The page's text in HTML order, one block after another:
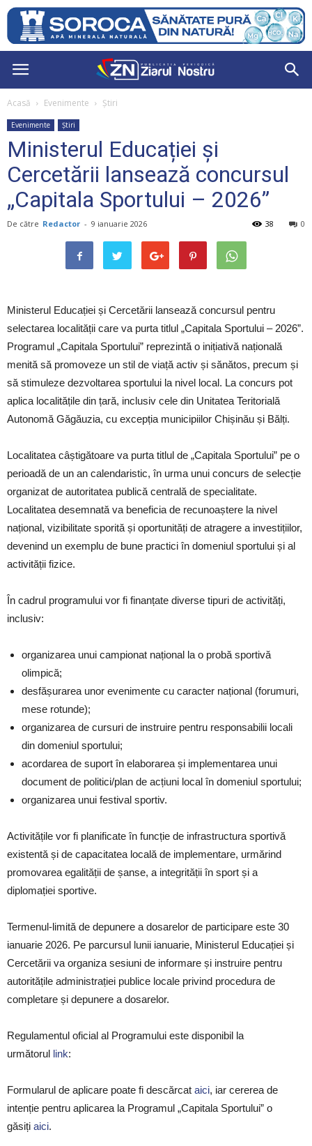
Acasă Evenimente Știri
Evenimente Știri
Ministerul Educației și
Cercetării lansează concursul
„Capitala Sportului – 2026”
De către Redactor - 9 ianuarie 2026 0
38
Ministerul Educației și Cercetării lansează concursul pentru
selectarea localității care va purta titlul „Capitala Sportului – 2026”.
Programul „Capitala Sportului” reprezintă o inițiativă națională
menită să promoveze un stil de viață activ și sănătos, precum și
să stimuleze dezvoltarea sportului la nivel local. La concurs pot
aplica localitățile din țară, inclusiv cele din Unitatea Teritorială
Autonomă Găgăuzia, cu excepția municipiilor Chișinău și Bălți.
Localitatea câștigătoare va purta titlul de „Capitala Sportului” pe o
perioadă de un an calendaristic, în urma unui concurs de selecție
organizat de autoritatea publică centrală de specialitate.
Localitatea desemnată va beneficia de recunoaștere la nivel
național, vizibilitate sporită și oportunități de atragere a investițiilor,
devenind un exemplu de bune practici în domeniul sportului și al
activității fizice.
În cadrul programului vor fi finanțate diverse tipuri de activități,
inclusiv:
organizarea unui campionat național la o probă sportivă
olimpică;
desfășurarea unor evenimente cu caracter național (forumuri,
mese rotunde);
organizarea de cursuri de instruire pentru responsabilii locali
din domeniul sportului;
acordarea de suport în elaborarea și implementarea unui
document de politici/plan de acțiuni local în domeniul sportului;
organizarea unui festival sportiv.
Activitățile vor fi planificate în funcție de infrastructura sportivă
existentă și de capacitatea locală de implementare, urmărind
promovarea egalității de șanse, a integrității în sport și a
diplomației sportive.
Termenul-limită de depunere a dosarelor de participare este 30
ianuarie 2026. Pe parcursul lunii ianuarie, Ministerul Educației și
Cercetării va organiza sesiuni de informare și instruire pentru
autoritățile administrației publice locale privind procedura de
completare și depunere a dosarelor.
Regulamentul oficial al Programului este disponibil la
următorul link:
Formularul de aplicare poate fi descărcat aici, iar cererea de
intenție pentru aplicarea la Programul „Capitala Sportului” o
găsiți aici.